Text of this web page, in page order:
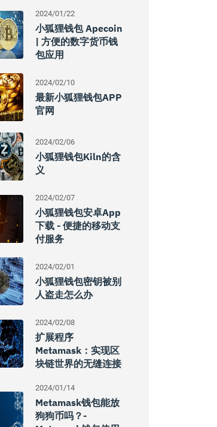
2024/01/22
小狐狸钱包 Apecoin
| 方便的数字货币钱
包应用
2024/02/10
最新小狐狸钱包APP
官网
2024/02/06
小狐狸钱包kiln的含
义
2024/02/07
小狐狸钱包安卓App
下载 - 便捷的移动支
付服务
2024/02/01
小狐狸钱包密钥被别
人盗走怎么办
2024/02/08
扩展程序
Metamask：实现区
块链世界的无缝连接
2024/01/14
Metamask钱包能放
狗狗币吗？-